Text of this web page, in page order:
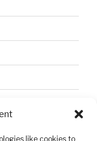
like cookies to